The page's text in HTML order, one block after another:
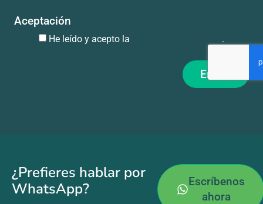
Aceptación
He leído y acepto la .
Enviar
¿Prefieres hablar por
WhatsApp?
Escríbenos
ahora